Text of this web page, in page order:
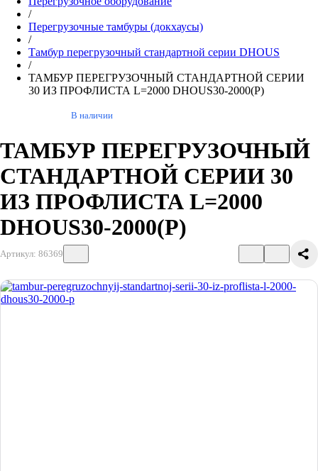
/
Перегрузочные тамбуры (докхаусы)
/
Тамбур перегрузочный стандартной серии DHOUS
/
ТАМБУР ПЕРЕГРУЗОЧНЫЙ СТАНДАРТНОЙ СЕРИИ
30 ИЗ ПРОФЛИСТА L=2000 DHOUS30-2000(P)
ТАМБУР ПЕРЕГРУЗОЧНЫЙ
СТАНДАРТНОЙ СЕРИИ 30
ИЗ ПРОФЛИСТА L=2000
DHOUS30-2000(P)
В наличии
Артикул: 86369